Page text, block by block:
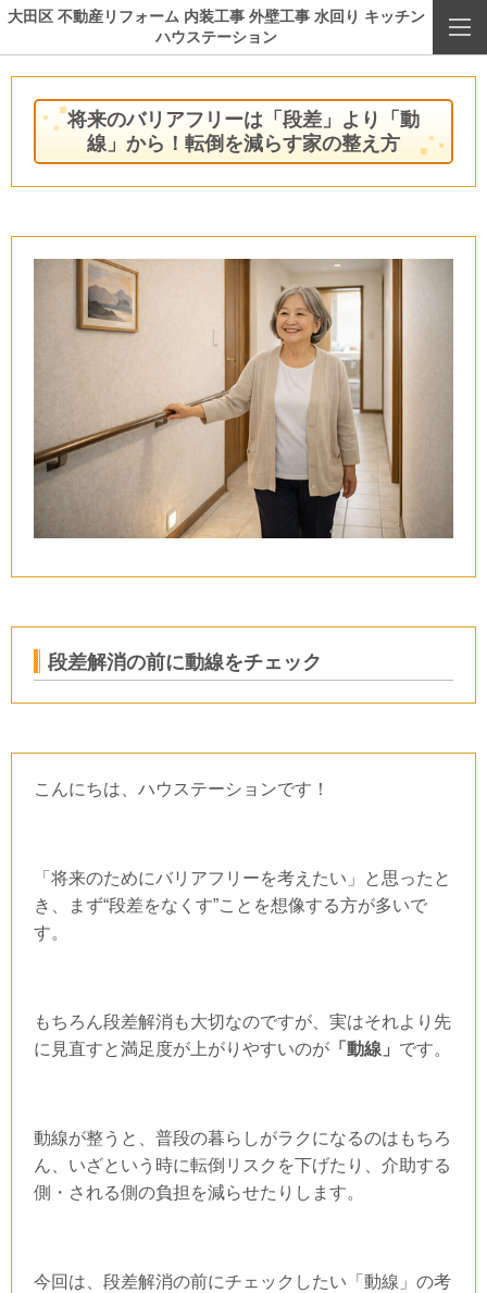
大田区 不動産リフォーム 内装工事 外壁工事 水回り キッチン
ハウステーション
将来のバリアフリーは「段差」より「動
線」から！転倒を減らす家の整え方
段差解消の前に動線をチェック
こんにちは、ハウステーションです！
「将来のためにバリアフリーを考えたい」と思ったと
き、まず“段差をなくす”ことを想像する方が多いで
す。
もちろん段差解消も大切なのですが、実はそれより先
に見直すと満足度が上がりやすいのが 「動線」 です。
動線が整うと、普段の暮らしがラクになるのはもちろ
ん、いざという時に転倒リスクを下げたり、介助する
側・される側の負担を減らせたりします。
今回は、段差解消の前にチェックしたい「動線」の考